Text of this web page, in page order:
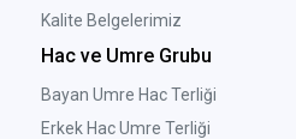
Kalite Belgelerimiz
Hac ve Umre Grubu
Bayan Umre Hac Terliği
Erkek Hac Umre Terliği